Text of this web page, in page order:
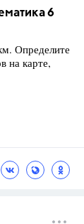
6
Определите
на карте,